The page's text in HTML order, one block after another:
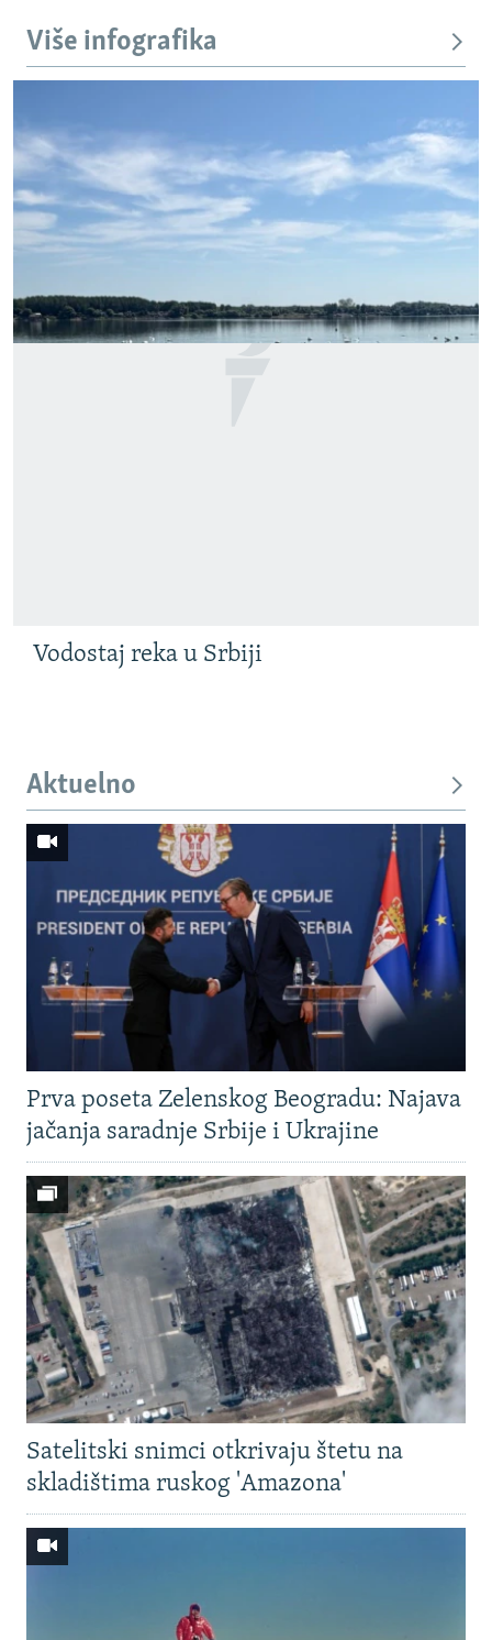
Više infografika
Vodostaj reka u Srbiji
Aktuelno
Prva poseta Zelenskog Beogradu: Najava
jačanja saradnje Srbije i Ukrajine
Satelitski snimci otkrivaju štetu na
skladištima ruskog 'Amazona'